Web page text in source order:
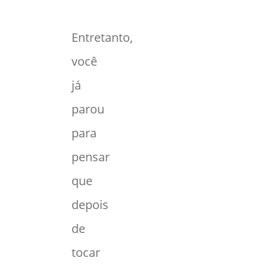
Entretanto,
você
já
parou
para
pensar
que
depois
de
tocar